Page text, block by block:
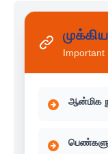
Important
ஆன்மிக